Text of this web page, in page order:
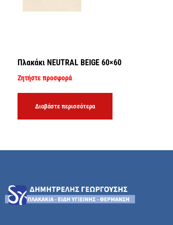
Πλακάκι NEUTRAL BEIGE 60×60
Ζητήστε προσφορά
Διαβάστε περισσότερα